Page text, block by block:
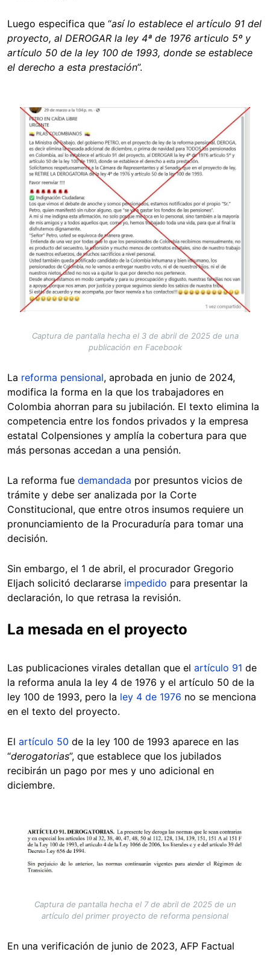
Luego especifica que “así lo establece el artículo 91 del
proyecto, al DEROGAR la ley 4ª de 1976 articulo 5º y
artículo 50 de la ley 100 de 1993, donde se establece
el derecho a esta prestación”.
Image
Captura de pantalla hecha el 3 de abril de 2025 de una
publicación en Facebook
La reforma pensional, aprobada en junio de 2024,
modifica la forma en la que los trabajadores en
Colombia ahorran para su jubilación. El texto elimina la
competencia entre los fondos privados y la empresa
estatal Colpensiones y amplía la cobertura para que
más personas accedan a una pensión.
La reforma fue demandada por presuntos vicios de
trámite y debe ser analizada por la Corte
Constitucional, que entre otros insumos requiere un
pronunciamiento de la Procuraduría para tomar una
decisión.
Sin embargo, el 1 de abril, el procurador Gregorio
Eljach solicitó declararse impedido para presentar la
declaración, lo que retrasa la revisión.
La mesada en el proyecto
Las publicaciones virales detallan que el artículo 91 de
la reforma anula la ley 4 de 1976 y el artículo 50 de la
ley 100 de 1993, pero la ley 4 de 1976 no se menciona
en el texto del proyecto.
El artículo 50 de la ley 100 de 1993 aparece en las
“derogatorias”, que establece que los jubilados
recibirán un pago por mes y uno adicional en
diciembre.
Image
Captura de pantalla hecha el 7 de abril de 2025 de un
artículo del primer proyecto de reforma pensional
En una verificación de junio de 2023, AFP Factual